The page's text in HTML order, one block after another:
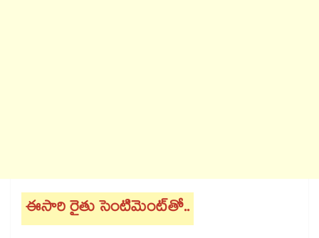
ఈసారి రైతు సెంటిమెంట్‌తో..